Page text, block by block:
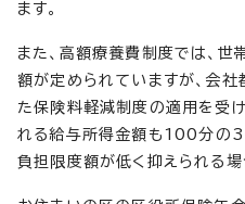
ます。
また、高額療養費制度では、
額が定められていますが、会
た保険料軽減制度の適用を受
れる給与所得金額も100分の
負担限度額が低く抑えられる場